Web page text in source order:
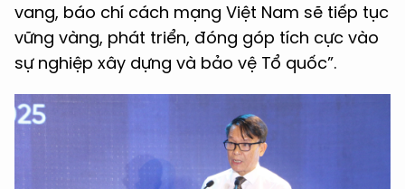
vang, báo chí cách mạng Việt Nam sẽ tiếp tục
vững vàng, phát triển, đóng góp tích cực vào
sự nghiệp xây dựng và bảo vệ Tổ quốc”.